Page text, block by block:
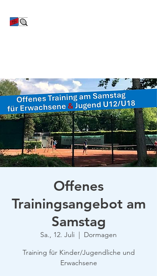
Offenes
Trainingsangebot am
Samstag
Sa., 12. Juli
  |
Dormagen
Training für Kinder/Jugendliche und
Erwachsene